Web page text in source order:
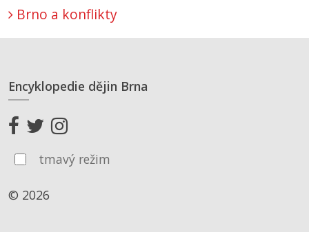
Brno a konflikty
Encyklopedie dějin Brna
tmavý režim
© 2026